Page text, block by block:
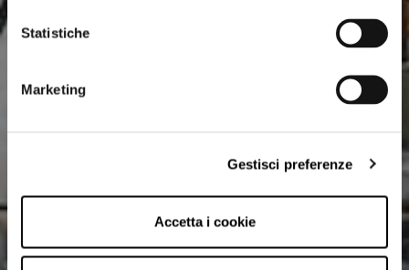
Statistiche
Marketing
Gestisci preferenze
Accetta i cookie